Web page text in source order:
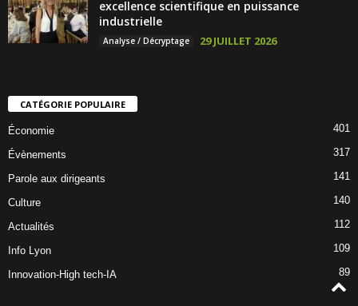
excellence scientifique en puissance
industrielle
Analyse / Décryptage 29 JUILLET 2026
CATÉGORIE POPULAIRE
Économie 401
Évènements 317
Parole aux dirigeants 141
Culture 140
Actualités 112
Info Lyon 109
Innovation-High tech-IA 89